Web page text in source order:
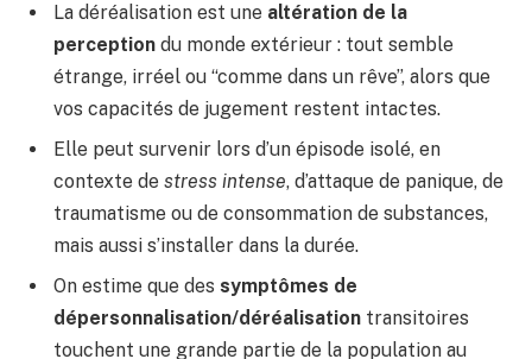
La déréalisation est une altération de la
perception du monde extérieur : tout semble
étrange, irréel ou “comme dans un rêve”, alors que
vos capacités de jugement restent intactes.
Elle peut survenir lors d’un épisode isolé, en
contexte de stress intense, d’attaque de panique, de
traumatisme ou de consommation de substances,
mais aussi s’installer dans la durée.
On estime que des symptômes de
dépersonnalisation/déréalisation transitoires
touchent une grande partie de la population au